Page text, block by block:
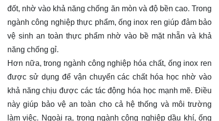
đốt, nhờ vào khả năng chống ăn mòn và độ bền cao. Trong
ngành công nghiệp thực phẩm, ống inox ren giúp đảm bảo
vệ sinh an toàn thực phẩm nhờ vào bề mặt nhẵn và khả
năng chống gỉ.
Hơn nữa, trong ngành công nghiệp hóa chất, ống inox ren
được sử dụng để vận chuyển các chất hóa học nhờ vào
khả năng chịu được các tác động hóa học mạnh mẽ. Điều
này giúp bảo vệ an toàn cho cả hệ thống và môi trường
làm việc. Ngoài ra, trong ngành công nghiệp dầu khí, ống